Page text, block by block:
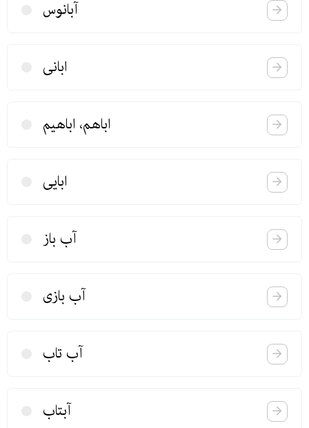
آبانوس
ابانی
اباهم، اباهیم
ابایی
آب باز
آب بازی
آب تاب
آبتاب